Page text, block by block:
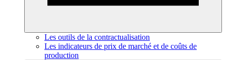
Les outils de la contractualisation
Les indicateurs de prix de marché et de coûts de
production